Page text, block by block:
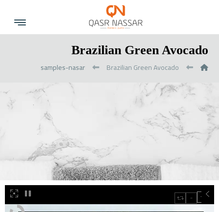
Brazilian Green Avocado
samples-nasar Brazilian Green Avocado